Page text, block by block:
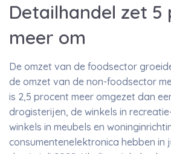
Detailhandel zet 5
meer om
De omzet van de foodsector
de omzet van de non-foodsector
is 2,5 procent meer omgezet dan
drogisterijen, de winkels in
winkels in meubels en
consumentenelektronica hebben in